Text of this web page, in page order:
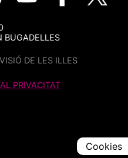
BUGADELLES
DE LES ILLES
PRIVACITAT
Cookies